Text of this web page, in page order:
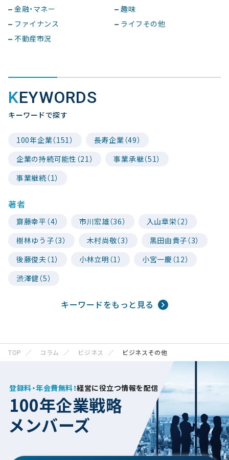
金融・マネー
ファイナンス
不動産市況
趣味
ライフその他
KEYWORDS
キーワードで探す
100年企業（151）
長寿企業（49）
企業の持続可能性（21）
事業承継（51）
事業継続（1）
著者
齋藤幸平（4） 市川宏雄（36）
入山章栄（2）
樹林ゆう子（3）
木村尚敬（3）
黒田由貴子（3）
後藤俊夫（1）
小林立明（1）
小宮一慶（12）
渋澤健（5）
キーワードをもっと見る
TOP コラム ビジネス ビジネスその他
登録料・年会費無料！経営に役立つ情報を配信
100年企業戦略
メンバーズ